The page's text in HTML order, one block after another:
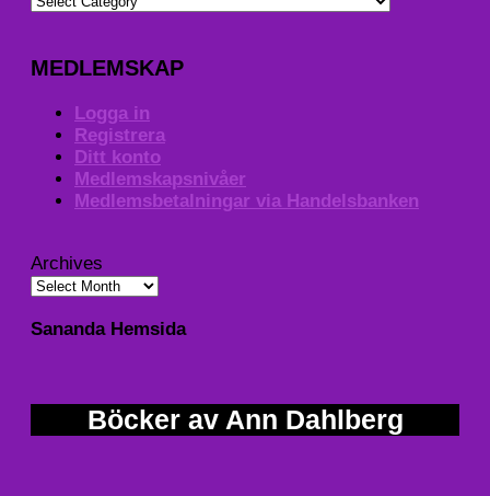
MEDLEMSKAP
Logga in
Registrera
Ditt konto
Medlemskapsnivåer
Medlemsbetalningar via Handelsbanken
Archives
Sananda Hemsida
Böcker av Ann Dahlberg